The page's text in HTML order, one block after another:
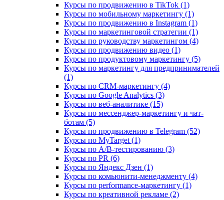
Курсы по продвижению в TikTok (1)
Курсы по мобильному маркетингу (1)
Курсы по продвижению в Instagram (1)
Курсы по маркетинговой стратегии (1)
Курсы по руководству маркетингом (4)
Курсы по продвижению видео (1)
Курсы по продуктовому маркетингу (5)
Курсы по маркетингу для предпринимателей
(1)
Курсы по CRM-маркетингу (4)
Курсы по Google Analytics (3)
Курсы по веб-аналитике (15)
Курсы по мессенджер-маркетингу и чат-
ботам (5)
Курсы по продвижению в Telegram (52)
Курсы по MyTarget (1)
Курсы по A/B-тестированию (3)
Курсы по PR (6)
Курсы по Яндекс Дзен (1)
Курсы по комьюнити-менеджменту (4)
Курсы по performance-маркетингу (1)
Курсы по креативной рекламе (2)